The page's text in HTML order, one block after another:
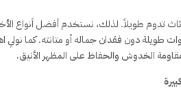
تدوم طويلاً. لذلك، نستخدم أفضل أنواع
طويلة دون فقدان جماله أو متانته. كما نولي
الخدوش والحفاظ على المظهر الأنيق.